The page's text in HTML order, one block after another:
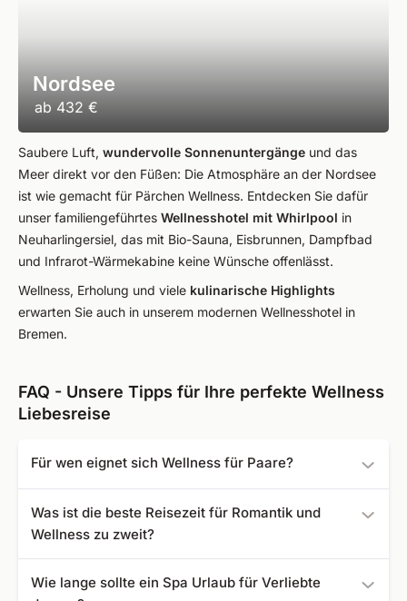
Nordsee
ab 432 €
Saubere Luft, wundervolle Sonnenuntergänge und das
Meer direkt vor den Füßen: Die Atmosphäre an der Nordsee
ist wie gemacht für Pärchen Wellness. Entdecken Sie dafür
unser familiengeführtes Wellnesshotel mit Whirlpool in
Neuharlingersiel, das mit Bio-Sauna, Eisbrunnen, Dampfbad
und Infrarot-Wärmekabine keine Wünsche offenlässt.
Wellness, Erholung und viele kulinarische Highlights
erwarten Sie auch in unserem modernen Wellnesshotel in
Bremen.
FAQ - Unsere Tipps für Ihre perfekte Wellness
Liebesreise
Für wen eignet sich Wellness für Paare?
alle Paare, die für eine Weile den Alltag hinter sich lassen
und gemeinsam neue Erlebnisse schaffen möchten.
Unsere Programme sind sehr vielfältig, weshalb für jeden
Verliebten gewiss das richtige Angebot dabei ist, auch
Was ist die beste Reisezeit für Romantik und
Wellness zu zweit?
Vorzüge: Während die Landschaften im Schwarzwald im
Wie lange sollte ein Spa Urlaub für Verliebte